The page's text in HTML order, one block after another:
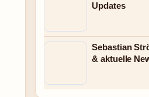
Updates
Sebastian
& aktuelle